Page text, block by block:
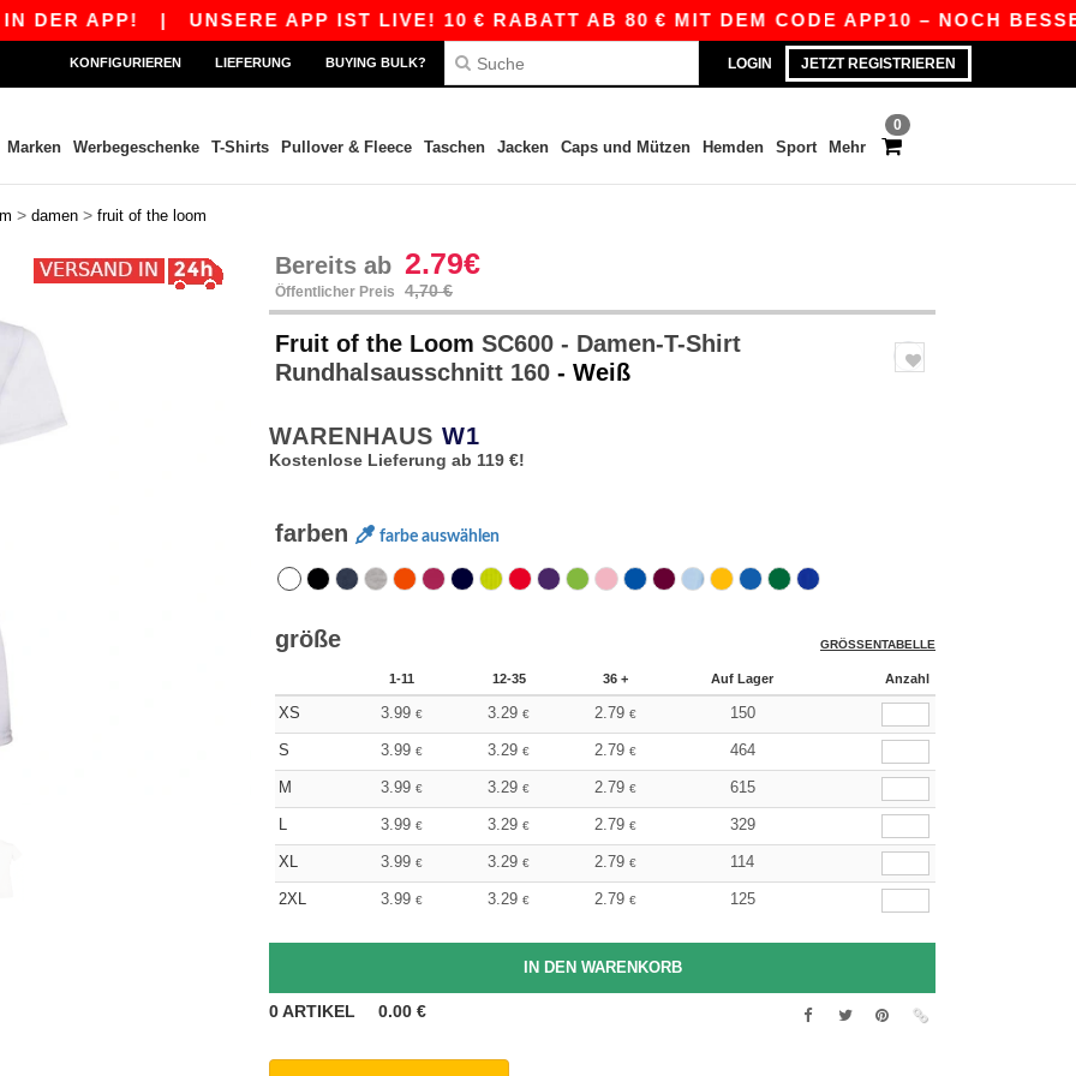
|UNSERE APP IST LIVE! 10 € RABATT AB 80 € MIT DEM CODE APP10 – NOCH BESSERE
LOGIN JETZT REGISTRIEREN
KONFIGURIEREN LIEFERUNG BUYING BULK?
0
Marken Werbegeschenke T-Shirts Pullover & Fleece Taschen Jacken Caps und Mützen Hemden Sport Mehr
> damen > fruit of the loom
Bereits ab 2.79€
Öffentlicher Preis 4,70 €
Fruit of the Loom SC600 - Damen-T-Shirt
Rundhalsausschnitt 160 - Weiß
WARENHAUS W1
Kostenlose Lieferung ab 119 €!
farben farbe auswählen
größe GRÖSSENTABELLE
1-11 12-35 36 + Auf Lager Anzahl
XS 3.99 € 3.29 € 2.79 € 150
S 3.99 € 3.29 € 2.79 € 464
M 3.99 € 3.29 € 2.79 € 615
L 3.99 € 3.29 € 2.79 € 329
XL 3.99 € 3.29 € 2.79 € 114
2XL 3.99 € 3.29 € 2.79 € 125
0ARTIKEL 0.00 €